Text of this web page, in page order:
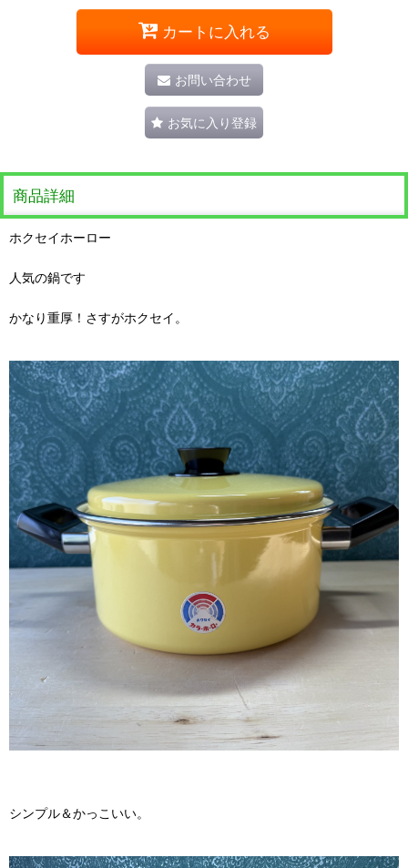
カートに入れる
お問い合わせ
お気に入り登録
商品詳細
ホクセイホーロー
人気の鍋です
かなり重厚！さすがホクセイ。
シンプル＆かっこいい。